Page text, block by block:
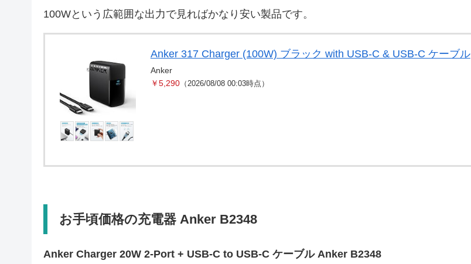
100Wという広範囲な出力で見ればかなり安い製品です。
Anker 317 Charger (100W) ブラック with USB-C & USB-C ケーブル
Anker
￥5,290（2026/08/08 00:03時点）
お手頃価格の充電器 Anker B2348
Anker Charger 20W 2-Port + USB-C to USB-C ケーブル Anker B2348